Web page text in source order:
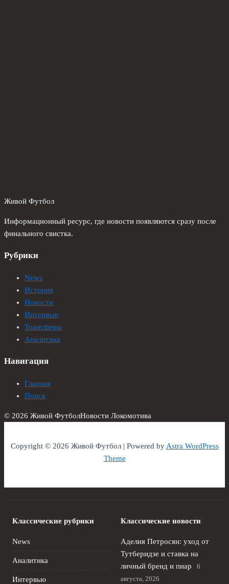
Живой Футбол
Информационный ресурс, где новости появляются сразу после
финального свистка.
Рубрики
News
История
Новости
Интервью
Трансферы
Аналитика
Навигация
Главная
Поиск
© 2026 Живой ФутболНовости Локомотива
Copyright © 2026 Живой Футбол | Powered byAstra WordPress
Theme
Классические рубрики
News
Аналитика
Интервью
Классические новости
Аделия Петросян: уход от
Тутберидзе и ставка на
личный бренд и пиар
6
августа, 2026